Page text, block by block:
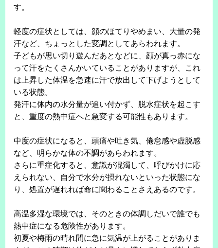
す。
軽度の症状としては、顔のほてりやめまい、大量の発
汗など、ちょっとした変調としてあらわれます。
子どもが思い切り遊んだあとなどに、顔が真っ赤にな
って汗をたくさんかいていることがありますが、これ
は上昇した体温を急速に汗で放出して下げようとして
いる状態。
発汗に体内の水分量が追い付かず、脱水症状を起こす
と、重度の熱中症へと急変する可能性もあります。
中度の症状になると、頭痛や吐き気、倦怠感や虚脱感
など、明らかな体の不調があらわれます。
さらに重症化すると、意識が混濁して、呼びかけに応
えられない、自分で水分が摂れないといった状態にな
り、処置が遅れれば命に関わることさえあるのです。
高温多湿な環境では、そのときの体調しだいで誰でも
熱中症になる危険性があります。
初夏や梅雨の晴れ間に急に気温が上がることがありま